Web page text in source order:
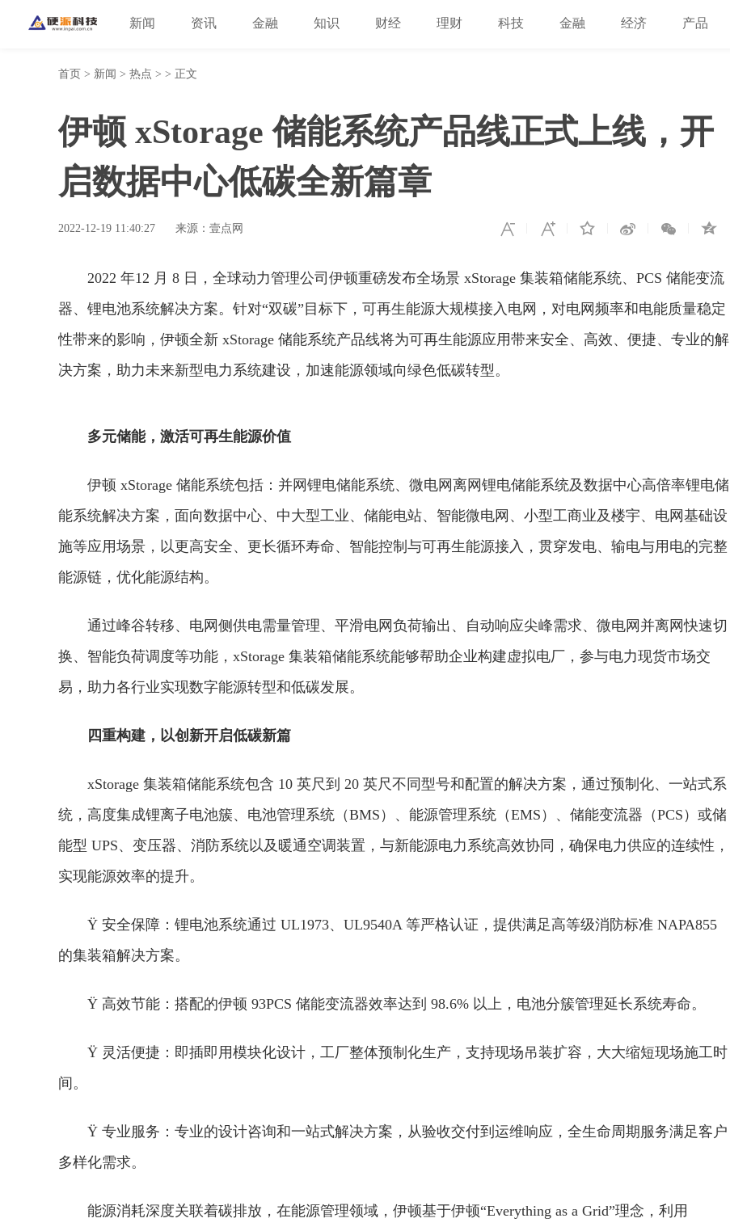
新闻 资讯 金融 知识 财经 理财 科技 金融 经济 产品
首页 > 新闻 > 热点 > > 正文
伊顿 xStorage 储能系统产品线正式上线，开
启数据中心低碳全新篇章
2022-12-19 11:40:27 来源：壹点网
2022 年12 月 8 日，全球动力管理公司伊顿重磅发布全场景 xStorage 集装箱储能系统、PCS 储能变流
器、锂电池系统解决方案。针对“双碳”目标下，可再生能源大规模接入电网，对电网频率和电能质量稳定
性带来的影响，伊顿全新 xStorage 储能系统产品线将为可再生能源应用带来安全、高效、便捷、专业的解
决方案，助力未来新型电力系统建设，加速能源领域向绿色低碳转型。
多元储能，激活可再生能源价值
伊顿 xStorage 储能系统包括：并网锂电储能系统、微电网离网锂电储能系统及数据中心高倍率锂电储
能系统解决方案，面向数据中心、中大型工业、储能电站、智能微电网、小型工商业及楼宇、电网基础设
施等应用场景，以更高安全、更长循环寿命、智能控制与可再生能源接入，贯穿发电、输电与用电的完整
能源链，优化能源结构。
通过峰谷转移、电网侧供电需量管理、平滑电网负荷输出、自动响应尖峰需求、微电网并离网快速切
换、智能负荷调度等功能，xStorage 集装箱储能系统能够帮助企业构建虚拟电厂，参与电力现货市场交
易，助力各行业实现数字能源转型和低碳发展。
四重构建，以创新开启低碳新篇
xStorage 集装箱储能系统包含 10 英尺到 20 英尺不同型号和配置的解决方案，通过预制化、一站式系
统，高度集成锂离子电池簇、电池管理系统（BMS）、能源管理系统（EMS）、储能变流器（PCS）或储
能型 UPS、变压器、消防系统以及暖通空调装置，与新能源电力系统高效协同，确保电力供应的连续性，
实现能源效率的提升。
Ÿ 安全保障：锂电池系统通过 UL1973、UL9540A 等严格认证，提供满足高等级消防标准 NAPA855
的集装箱解决方案。
Ÿ 高效节能：搭配的伊顿 93PCS 储能变流器效率达到 98.6% 以上，电池分簇管理延长系统寿命。
Ÿ 灵活便捷：即插即用模块化设计，工厂整体预制化生产，支持现场吊装扩容，大大缩短现场施工时
间。
Ÿ 专业服务：专业的设计咨询和一站式解决方案，从验收交付到运维响应，全生命周期服务满足客户
多样化需求。
能源消耗深度关联着碳排放，在能源管理领域，伊顿基于伊顿“Everything as a Grid”理念，利用